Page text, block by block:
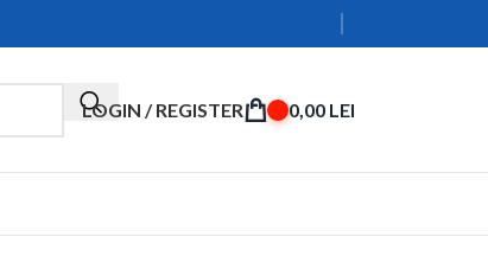
LOGIN / REGISTER 0,00 LEI